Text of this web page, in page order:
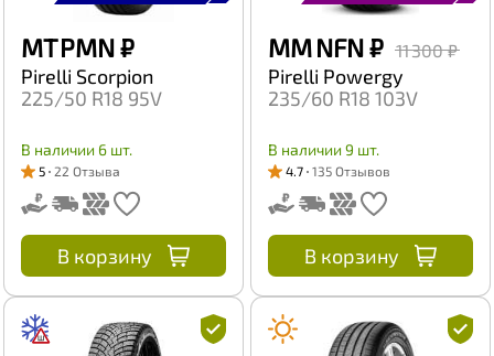
MT PMN₽
Pirelli Scorpion
225/50 R18 95V
В наличии 6 шт.
5 22 Отзыва
В корзину
MM NFN₽ 11 300 ₽
Pirelli Powergy
235/60 R18 103V
В наличии 9 шт.
4.7 135 Отзывов
В корзину